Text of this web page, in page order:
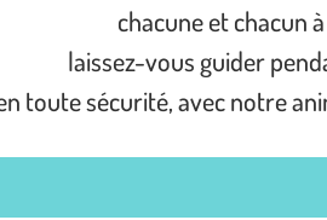
chacune et chacun
laissez-vous guider
toute sécurité, avec notre